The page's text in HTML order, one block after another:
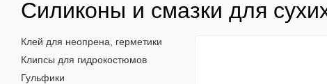
Силиконы и смазки для
Клей для неопрена, герметики
Клипсы для гидрокостюмов
Гульфики